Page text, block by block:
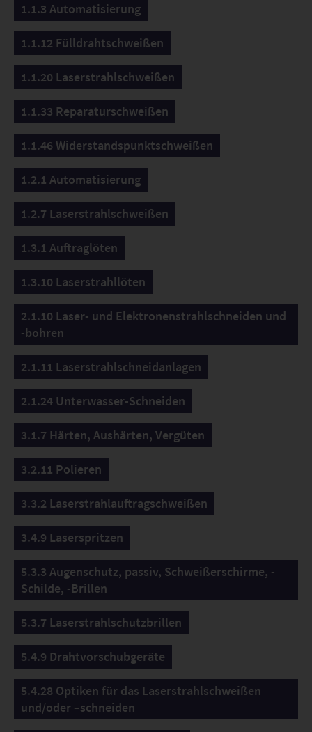
1.1.3 Automatisierung
1.1.12 Fülldrahtschweißen
1.1.20 Laserstrahlschweißen
1.1.33 Reparaturschweißen
1.1.46 Widerstandspunktschweißen
1.2.1 Automatisierung
1.2.7 Laserstrahlschweißen
1.3.1 Auftraglöten
1.3.10 Laserstrahllöten
2.1.10 Laser- und Elektronenstrahlschneiden und
-bohren
2.1.11 Laserstrahlschneidanlagen
2.1.24 Unterwasser-Schneiden
3.1.7 Härten, Aushärten, Vergüten
3.2.11 Polieren
3.3.2 Laserstrahlauftragschweißen
3.4.9 Laserspritzen
5.3.3 Augenschutz, passiv, Schweißerschirme, -
Schilde, -Brillen
5.3.7 Laserstrahlschutzbrillen
5.4.9 Drahtvorschubgeräte
5.4.28 Optiken für das Laserstrahlschweißen
und/oder –schneiden